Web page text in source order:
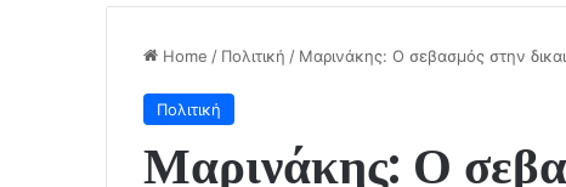
Home / Πολιτική / Μαρινάκης: Ο σεβασμός στην
Πολιτική
Μαρινάκης: Ο